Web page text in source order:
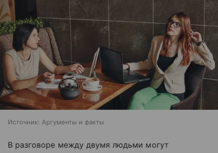
Источник: Аргументы и факты
В разговоре между двумя людьми могут